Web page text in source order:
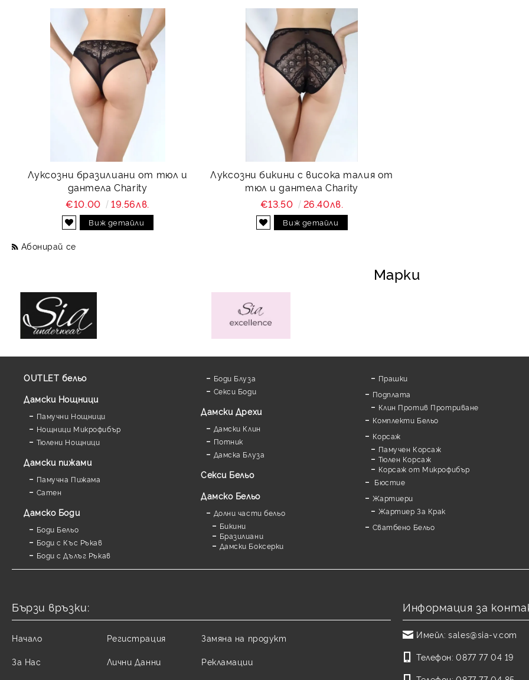
Луксозни бразилиани от тюл и
дантела Charity
€10.00
19.56лв.
Виж детайли
Луксозни бикини с висока талия от
тюл и дантела Charity
€13.50
26.40лв.
Виж детайли
Абонирай се
Марки
OUTLET бельо
Дамски Нощници
Памучни Нощници
Нощници Микрофибър
Тюлени Нощници
Дамски пижами
Памучна Пижама
Сатен
Дамскo Боди
Боди Бельо
Боди с Къс Ръкав
Боди с Дълъг Ръкав
Боди Блуза
Секси Боди
Дамски Дрехи
Дамски Клин
Потник
Дамска Блуза
Секси Бельо
Дамско Бельо
Долни части бельо
Бикини
Бразилиани
Дамски Боксерки
Прашки
Подплата
Клин Против Протриване
Комплекти Бельо
Корсаж
Памучен Корсаж
Тюлен Корсаж
Корсаж от Микрофибър
Бюстие
Жартиери
Жартиер За Крак
Сватбено Бельо
Бързи връзки:
Начало
За Нас
Регистрация
Лични Данни
Замяна на продукт
Рекламации
Информация за
Имейл: sales@sia-v.com
Телефон: 0877 77 04 19